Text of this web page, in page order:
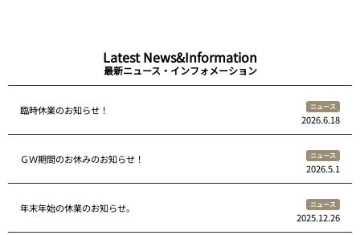
Latest News&Information
最新ニュース・インフォメーション
臨時休業のお知らせ！ ニュース
2026.6.18
ＧＷ期間のお休みのお知らせ！ ニュース
2026.5.1
年末年始の休業のお知らせ。 ニュース
2025.12.26